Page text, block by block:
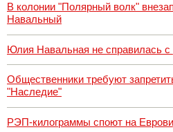
В колонии "Полярный волк"
Навальный
Юлия Навальная не справилась
Общественники требуют
"Наследие"
РЭП-килограммы споют на